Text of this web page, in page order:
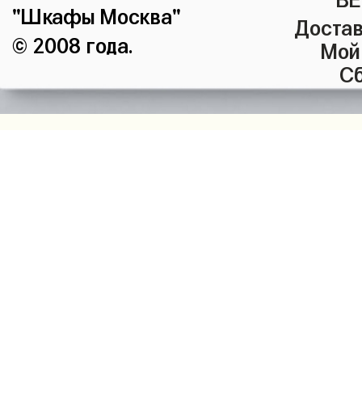
"Шкафы Москва"
© 2008 года.